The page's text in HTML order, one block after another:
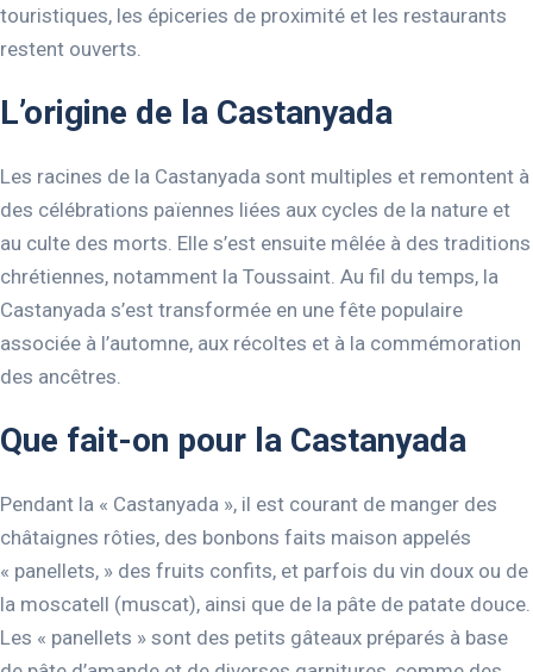
touristiques, les épiceries de proximité et les restaurants
restent ouverts.
L’origine de la Castanyada
Les racines de la Castanyada sont multiples et remontent à
des célébrations païennes liées aux cycles de la nature et
au culte des morts. Elle s’est ensuite mêlée à des traditions
chrétiennes, notamment la Toussaint. Au fil du temps, la
Castanyada s’est transformée en une fête populaire
associée à l’automne, aux récoltes et à la commémoration
des ancêtres.
Que fait-on pour la Castanyada
Pendant la « Castanyada », il est courant de manger des
châtaignes rôties, des bonbons faits maison appelés
« panellets, » des fruits confits, et parfois du vin doux ou de
la moscatell (muscat), ainsi que de la pâte de patate douce.
Les « panellets » sont des petits gâteaux préparés à base